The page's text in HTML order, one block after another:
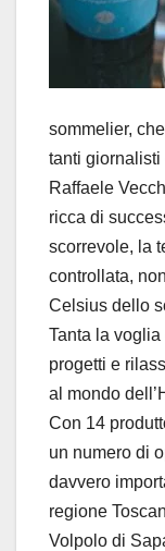
sommelier,
tanti
Raffaele
ricca di
scorrevole, la
controllata,
Celsius dello
Tanta la
progetti e
al mondo
Con 14
un numero di
davvero
regione
Volpolo di